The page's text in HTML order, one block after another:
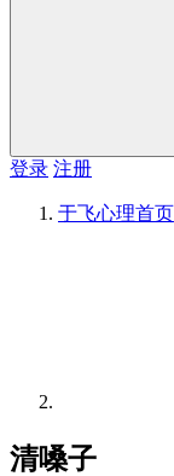
登录 注册
于飞心理首页
清嗓子